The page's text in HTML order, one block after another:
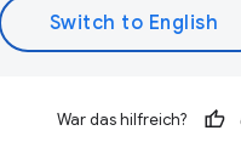
War das hilfreich?